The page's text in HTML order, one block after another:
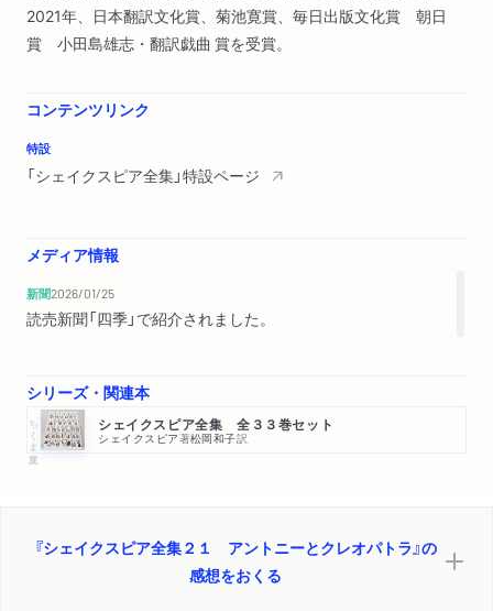
2021年、日本翻訳文化賞、菊池寛賞、毎日出版文化賞 朝日
賞 小田島雄志・翻訳戯曲 賞を受賞。
コンテンツリンク
特設
「シェイクスピア全集」特設ページ
メディア情報
新聞2026/01/25
読売新聞「四季」で紹介されました。
シリーズ・関連本
ちくま文庫 シェイクスピア全集 全３３巻セット
シェイクスピア著松岡和子訳
『シェイクスピア全集２１ アントニーとクレオパトラ』の
感想をおくる